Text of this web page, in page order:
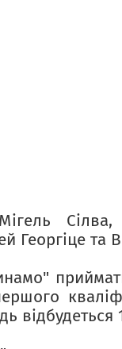
Сілва,
та
відбудеться